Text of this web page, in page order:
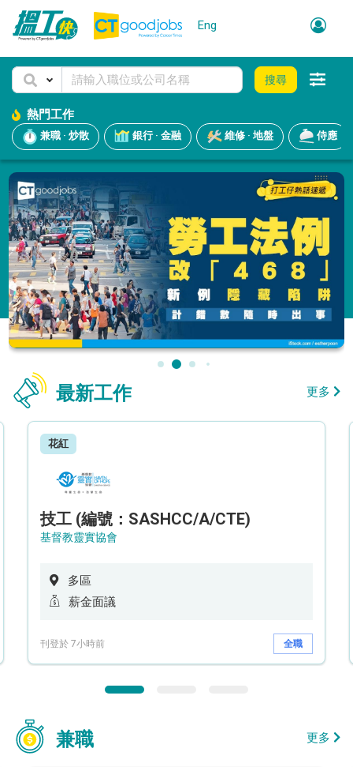
Eng
搜尋
熱門工作
兼職 · 炒散 銀行 · 金融 維修 · 地盤 侍應
最新工作 更多
花紅
技工 (編號：SASHCC/A/CTE)
基督教靈實協會
多區
薪金面議
刊登於 7小時前 全職
兼職 更多